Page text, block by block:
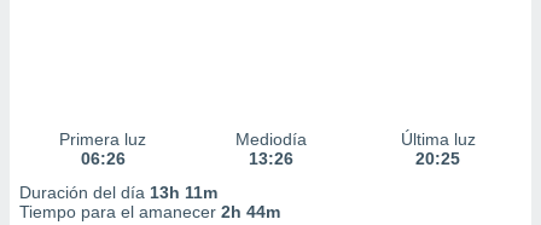
Primera luz
06:26
Mediodía
13:26
Última luz
20:25
Duración del día 13h 11m
Tiempo para el amanecer 2h 44m